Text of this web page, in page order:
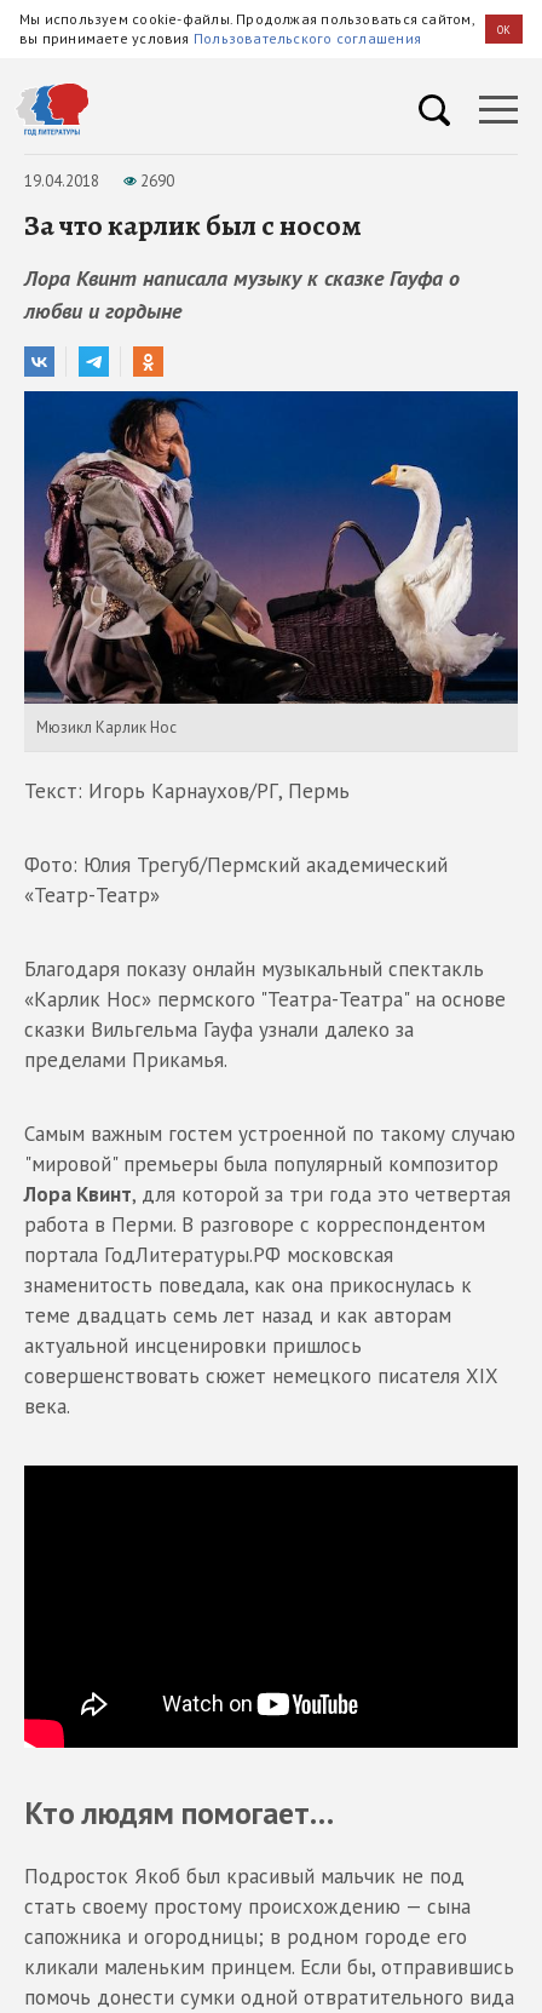
Мы используем cookie-файлы. Продолжая пользоваться сайтом,
вы принимаете условия Пользовательского соглашения OK
19.04.2018 2690
За что карлик был с носом
Лора Квинт написала музыку к сказке Гауфа о
любви и гордыне
Мюзикл Карлик Нос
Текст: Игорь Карнаухов/РГ, Пермь
Фото: Юлия Трегуб/Пермский академический
«Театр-Театр»
Благодаря показу онлайн музыкальный спектакль
«Карлик Нос» пермского "Театра-Театра" на основе
сказки Вильгельма Гауфа узнали далеко за
пределами Прикамья.
Самым важным гостем устроенной по такому случаю
"мировой" премьеры была популярный композитор
Лора Квинт, для которой за три года это четвертая
работа в Перми. В разговоре с корреспондентом
портала ГодЛитературы.РФ московская
знаменитость поведала, как она прикоснулась к
теме двадцать семь лет назад и как авторам
актуальной инсценировки пришлось
совершенствовать сюжет немецкого писателя XIX
века.
Кто людям помогает…
Подросток Якоб был красивый мальчик не под
стать своему простому происхождению — сына
сапожника и огородницы; в родном городе его
кликали маленьким принцем. Если бы, отправившись
помочь донести сумки одной отвратительного вида